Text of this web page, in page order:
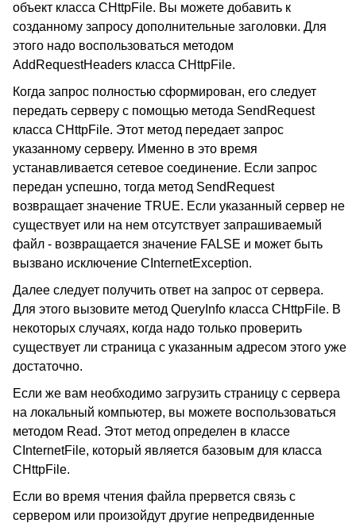
объект класса CHttpFile. Вы можете добавить к
созданному запросу дополнительные заголовки. Для
этого надо воспользоваться методом
AddRequestHeaders класса CHttpFile.
Когда запрос полностью сформирован, его следует
передать серверу с помощью метода SendRequest
класса CHttpFile. Этот метод передает запрос
указанному серверу. Именно в это время
устанавливается сетевое соединение. Если запрос
передан успешно, тогда метод SendRequest
возвращает значение TRUE. Если указанный сервер не
существует или на нем отсутствует запрашиваемый
файл - возвращается значение FALSE и может быть
вызвано исключение CInternetException.
Далее следует получить ответ на запрос от сервера.
Для этого вызовите метод QueryInfo класса CHttpFile. В
некоторых случаях, когда надо только проверить
существует ли страница с указанным адресом этого уже
достаточно.
Если же вам необходимо загрузить страницу с сервера
на локальный компьютер, вы можете воспользоваться
методом Read. Этот метод определен в классе
CInternetFile, который является базовым для класса
CHttpFile.
Если во время чтения файла прервется связь с
сервером или произойдут другие непредвиденные